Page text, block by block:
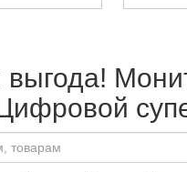
выгода!